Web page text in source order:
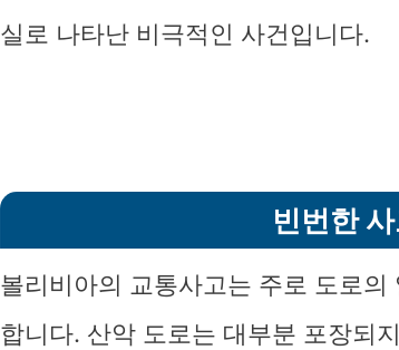
실로 나타난 비극적인 사건입니다.
빈번한
볼리비아의 교통사고는 주로 도로
합니다. 산악 도로는 대부분 포장되